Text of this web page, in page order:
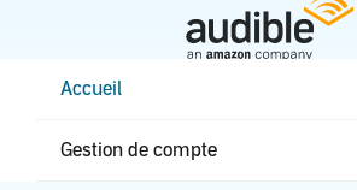
principalAccueil
Gestion de compte